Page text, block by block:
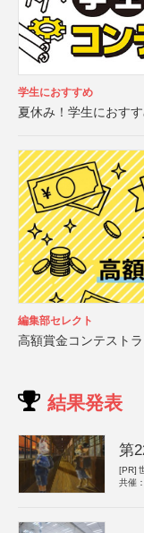
学生におすすめ
夏休み！学生におす
編集部セレクト
高額賞金コンテスト
結果発表
第
[PR]
共催